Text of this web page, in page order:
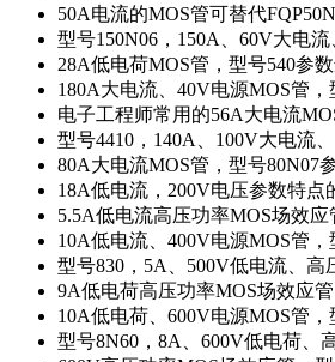
50A电流的MOS管可替代
型号150N06，150A、60V大电
28A低电荷MOS管，型号540参
180A大电流、40V电源MOS管，
电子工程师常用的56A大电流
型号4410，140A、100V大电流
80A大电流MOS管，型号80N07
18A低电流，200V电压参数特点
5.5A低电流高压功率MOS场效应
10A低电流、400V电源MOS管
型号830，5A、500V低电流、高
9A低电荷高压功率MOS场效应
10A低电荷、600V电源MOS管，
型号8N60，8A、600V低电荷、